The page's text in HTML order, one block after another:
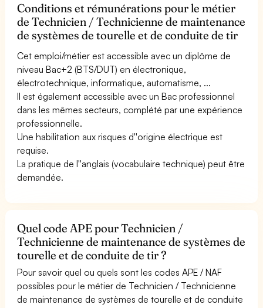
Conditions et rémunérations pour le métier
de Technicien / Technicienne de maintenance
de systèmes de tourelle et de conduite de tir
Cet emploi/métier est accessible avec un diplôme de
niveau Bac+2 (BTS/DUT) en électronique,
électrotechnique, informatique, automatisme, ...
Il est également accessible avec un Bac professionnel
dans les mêmes secteurs, complété par une expérience
professionnelle.
Une habilitation aux risques d''origine électrique est
requise.
La pratique de l''anglais (vocabulaire technique) peut être
demandée.
Quel code APE pour Technicien /
Technicienne de maintenance de systèmes de
tourelle et de conduite de tir ?
Pour savoir quel ou quels sont les codes APE / NAF
possibles pour le métier de Technicien / Technicienne
de maintenance de systèmes de tourelle et de conduite